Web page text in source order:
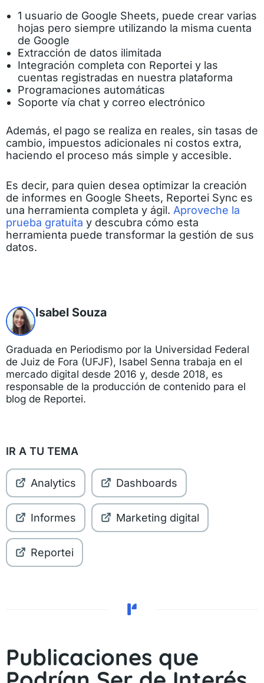
1 usuario de Google Sheets, puede crear varias
hojas pero siempre utilizando la misma cuenta
de Google
Extracción de datos ilimitada
Integración completa con Reportei y las
cuentas registradas en nuestra plataforma
Programaciones automáticas
Soporte vía chat y correo electrónico
Además, el pago se realiza en reales, sin tasas de
cambio, impuestos adicionales ni costos extra,
haciendo el proceso más simple y accesible.
Es decir, para quien desea optimizar la creación
de informes en Google Sheets, Reportei Sync es
una herramienta completa y ágil. Aproveche la
prueba gratuita y descubra cómo esta
herramienta puede transformar la gestión de sus
datos.
Isabel Souza
Graduada en Periodismo por la Universidad Federal
de Juiz de Fora (UFJF), Isabel Senna trabaja en el
mercado digital desde 2016 y, desde 2018, es
responsable de la producción de contenido para el
blog de Reportei.
IR A TU TEMA
Analytics Dashboards
Informes Marketing digital
Reportei
Publicaciones que